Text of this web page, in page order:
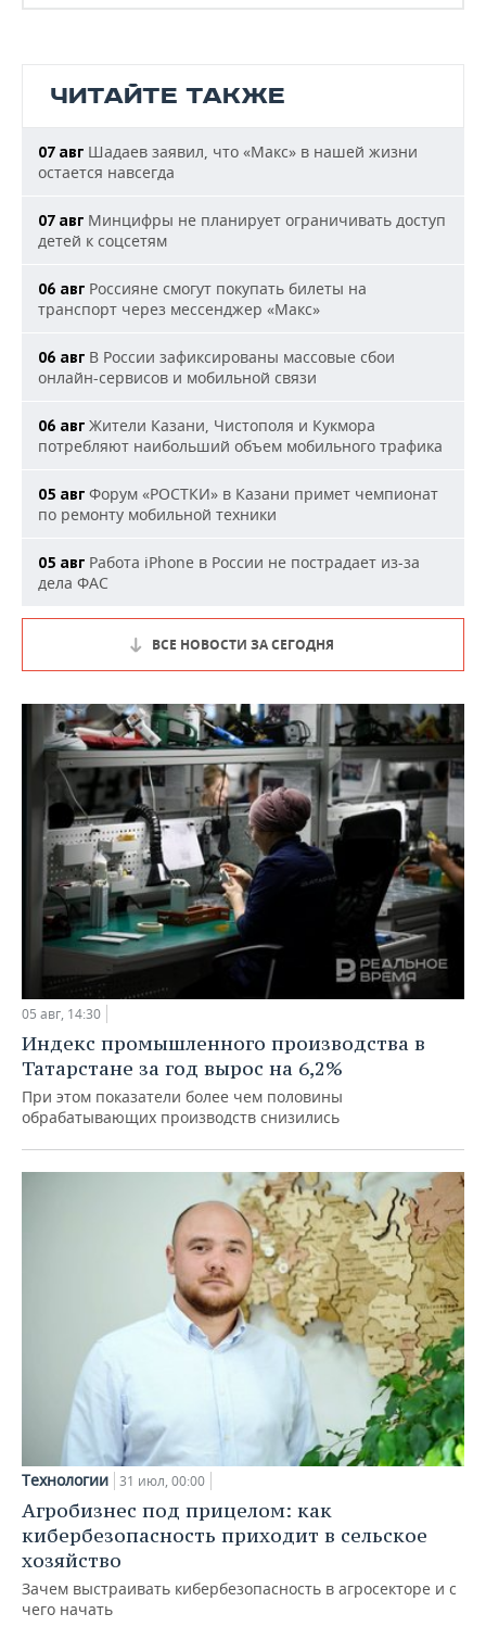
ЧИТАЙТЕ ТАКЖЕ
07 авг Шадаев заявил, что «Макс» в нашей жизни
остается навсегда
07 авг Минцифры не планирует ограничивать доступ
детей к соцсетям
06 авг Россияне смогут покупать билеты на
транспорт через мессенджер «Макс»
06 авг В России зафиксированы массовые сбои
онлайн-сервисов и мобильной связи
06 авг Жители Казани, Чистополя и Кукмора
потребляют наибольший объем мобильного трафика
05 авг Форум «РОСТКИ» в Казани примет чемпионат
по ремонту мобильной техники
05 авг Работа iPhone в России не пострадает из-за
дела ФАС
ВСЕ НОВОСТИ ЗА СЕГОДНЯ
05 авг, 14:30
Индекс промышленного производства в
Татарстане за год вырос на 6,2%
При этом показатели более чем половины
обрабатывающих производств снизились
Технологии 31 июл, 00:00
Агробизнес под прицелом: как
кибербезопасность приходит в сельское
хозяйство
Зачем выстраивать кибербезопасность в агросекторе и с
чего начать